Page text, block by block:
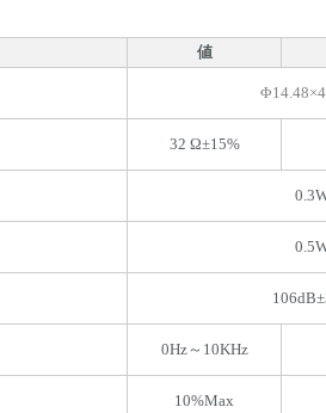
値
32 Ω±15%
0Hz～10KHz
10%Max